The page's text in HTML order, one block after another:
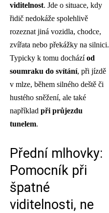
viditelnost. Jde o situace, kdy
řidič nedokáže spolehlivě
rozeznat jiná vozidla, chodce,
zvířata nebo překážky na silnici.
Typicky k tomu docházíod
soumraku do svítání, při jízdě
v mlze, během silného deště či
hustého sněžení, ale také
například při průjezdu
tunelem.
Přední mlhovky:
Pomocník při
špatné
viditelnosti, ne